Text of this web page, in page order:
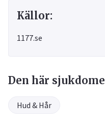
Källor:
1177.se
Den här
Hud & Hår